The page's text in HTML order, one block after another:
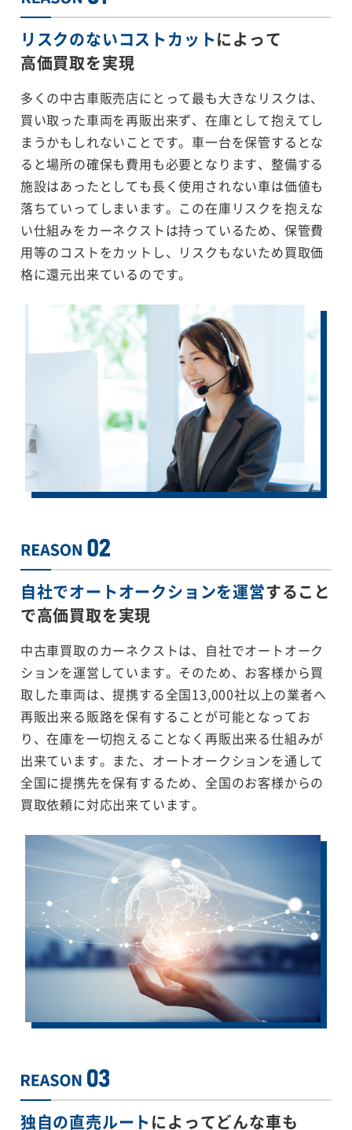
リスクのないコストカットによって
高価買取を実現
多くの中古車販売店にとって最も大きなリスクは、
買い取った車両を再販出来ず、在庫として抱えてし
まうかもしれないことです。車一台を保管するとな
ると場所の確保も費用も必要となります、整備する
施設はあったとしても長く使用されない車は価値も
落ちていってしまいます。この在庫リスクを抱えな
い仕組みをカーネクストは持っているため、保管費
用等のコストをカットし、リスクもないため買取価
格に還元出来ているのです。
自社でオートオークションを運営すること
で高価買取を実現
中古車買取のカーネクストは、自社でオートオーク
ションを運営しています。そのため、お客様から買
取した車両は、提携する全国13,000社以上の業者へ
再販出来る販路を保有することが可能となってお
り、在庫を一切抱えることなく再販出来る仕組みが
出来ています。また、オートオークションを通して
全国に提携先を保有するため、全国のお客様からの
買取依頼に対応出来ています。
独自の直売ルートによってどんな車も